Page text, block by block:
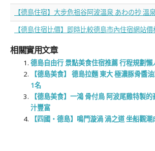
【德島住宿】大步危祖谷阿波溫泉 あわの抄 溫
【德島住宿比價】即時比較德島市內住宿網站價
相關實用文章
德島自由行 景點美食住宿推薦 行程規劃
【德島美食】 德島拉麵 東大 極濃豚骨醬
1名
【德島美食】一鴻 骨付鳥 阿波尾雞特製
汁豐富
【四國‧德島】鳴門漩渦 渦之道 坐船觀潮